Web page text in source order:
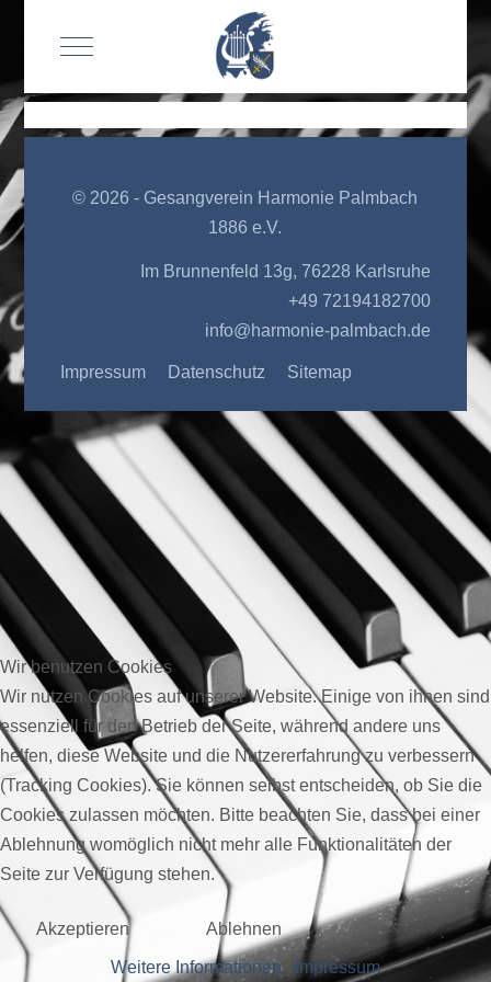
Mobile Menu Toggle
© 2026 - Gesangverein Harmonie Palmbach
1886 e.V.
Im Brunnenfeld 13g, 76228 Karlsruhe
+49 72194182700
info@harmonie-palmbach.de
Impressum Datenschutz Sitemap
Wir benutzen Cookies
Wir nutzen Cookies auf unserer Website. Einige von ihnen sind
essenziell für den Betrieb der Seite, während andere uns
helfen, diese Website und die Nutzererfahrung zu verbessern
(Tracking Cookies). Sie können selbst entscheiden, ob Sie die
Cookies zulassen möchten. Bitte beachten Sie, dass bei einer
Ablehnung womöglich nicht mehr alle Funktionalitäten der
Seite zur Verfügung stehen.
Akzeptieren Ablehnen
Weitere Informationen| Impressum